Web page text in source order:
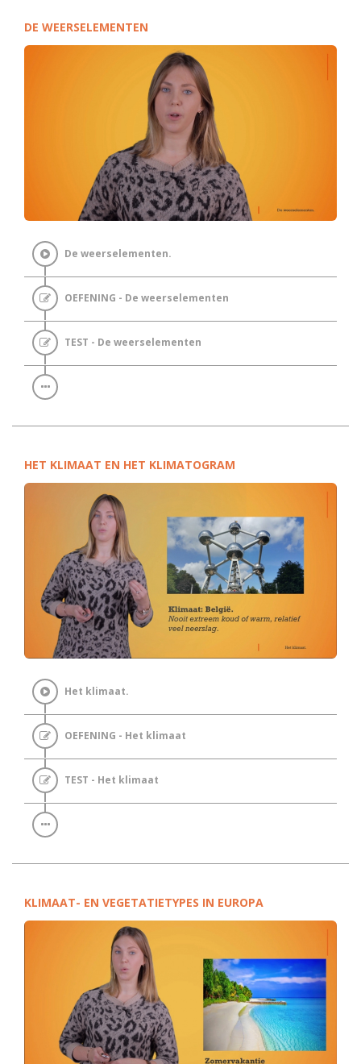
DE WEERSELEMENTEN
De weerselementen.
OEFENING - De weerselementen
TEST - De weerselementen
HET KLIMAAT EN HET KLIMATOGRAM
Het klimaat.
OEFENING - Het klimaat
TEST - Het klimaat
KLIMAAT- EN VEGETATIETYPES IN EUROPA